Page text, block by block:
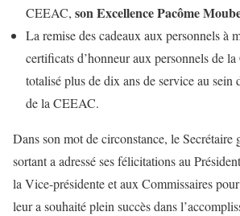
CEEAC, son Excellence Pacôme
La remise des cadeaux aux personnels à
certificats d’honneur aux personnels de
totalisé plus de dix ans de service au sein
de la CEEAC.
Dans son mot de circonstance, le
sortant a adressé ses félicitations au
la Vice-présidente et aux Commissaires
leur a souhaité plein succès dans